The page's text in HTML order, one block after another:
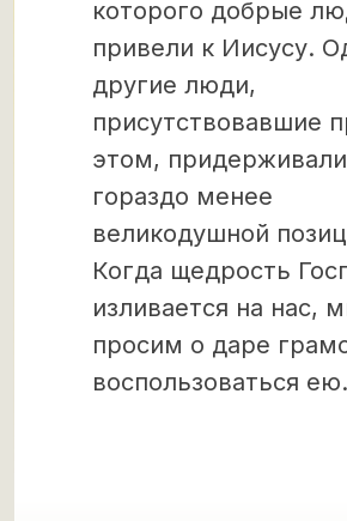
которого добрые
привели к Иисусу.
другие люди,
присутствовавшие
этом,
гораздо менее
великодушной
Когда щедрость
изливается на нас,
просим о даре
воспользоваться ею.